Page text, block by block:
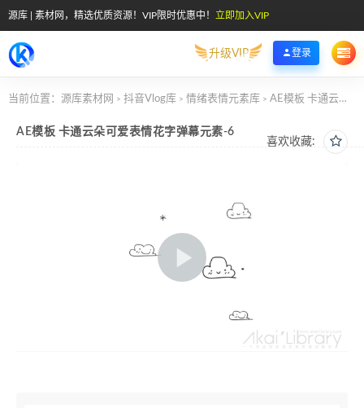
源库 | 素材网，精选优质资源！VIP限时优惠中！ 立即加入VIP
升级VIP 登录
当前位置： 源库素材网 > 抖音Vlog库 > 情绪表情元素库 > AE模板 卡通云朵可爱表情花字弹幕元素-6
喜欢收藏:
AE模板 卡通云朵可爱表情花字弹幕元素-6